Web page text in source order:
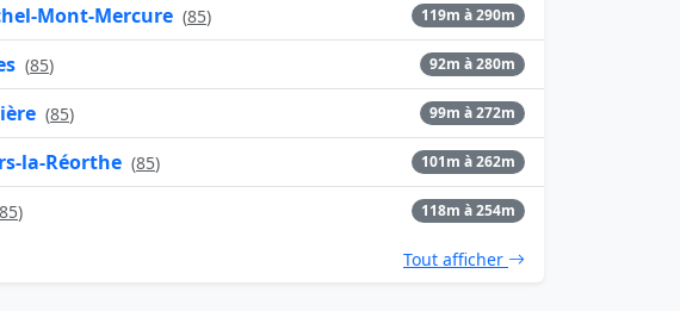
Mont-Mercure (85) 119m à 290m
(85) 92m à 280m
(85) 99m à 272m
la-Réorthe (85) 101m à 262m
85) 118m à 254m
Tout afficher